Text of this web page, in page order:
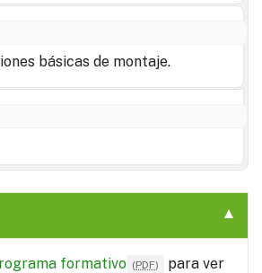
básicas de montaje.
formativo (PDF)
para ver